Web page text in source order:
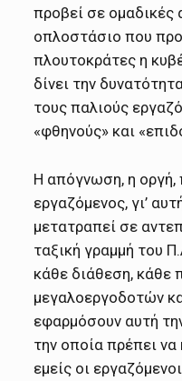
προβεί σε ομαδικές
οπλοστάσιο που
πλουτοκράτες η
δίνει την
τους παλιούς
«φθηνούς» και
Η απόγνωση, η οργή,
εργαζόμενος, γι’
μετατραπεί σε
ταξική γραμμή του
κάθε διάθεση, κάθε
μεγαλοεργοδοτών
εφαρμόσουν αυτή
την οποία πρέπει
εμείς οι